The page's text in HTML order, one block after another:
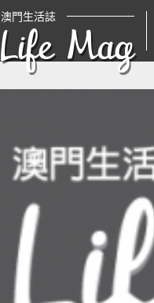
澳門生活誌
Life Mag